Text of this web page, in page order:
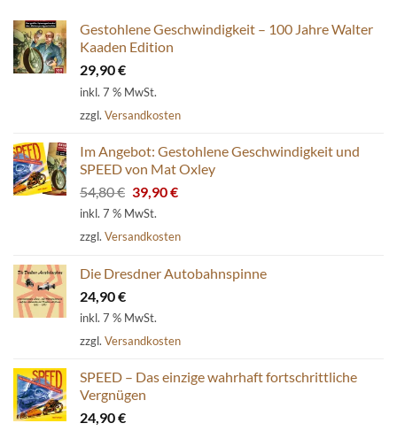
Gestohlene Geschwindigkeit – 100 Jahre Walter
Kaaden Edition
29,90€
inkl. 7 % MwSt.
zzgl. Versandkosten
Im Angebot: Gestohlene Geschwindigkeit und
SPEED von Mat Oxley
54,80€ Ursprünglicher
Preis
war:
54,80 €
39,90€Aktueller
39,90 €.
inkl. 7 % MwSt.
zzgl. Versandkosten
Die Dresdner Autobahnspinne
24,90€
inkl. 7 % MwSt.
zzgl. Versandkosten
SPEED – Das einzige wahrhaft fortschrittliche
Vergnügen
24,90€